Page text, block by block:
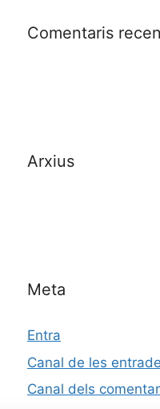
Comentaris
Arxius
Meta
Entra
Canal de les
Canal dels